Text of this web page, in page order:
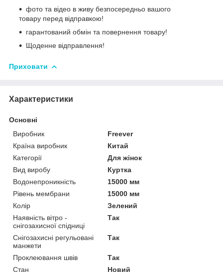
фото та відео в живу безпосередньо вашого
товару перед відправкою!
гарантований обмін та повернення товару!
Щоденне відправлення!
Приховати
Характеристики
Основні
Виробник
Freever
Країна виробник
Китай
Категорії
Для жінок
Вид виробу
Куртка
Водонепроникність
15000 мм
Рівень мембрани
15000 мм
Колір
Зелений
Наявність вітро -
снігозахисної спідниці
Так
Снігозахисні регульовані
манжети
Так
Проклеювання швів
Так
Стан
Новий